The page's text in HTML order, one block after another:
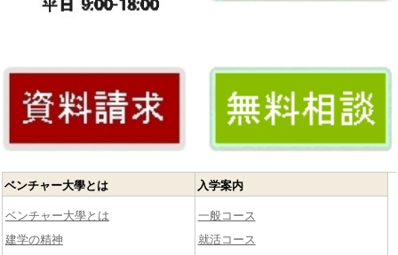
ベンチャー大學とは
ベンチャー大學とは
建学の精神
入学案内
一般コース
就活コース